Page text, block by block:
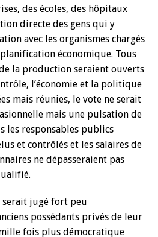
des écoles, des hôpitaux
directe des gens qui y
avec les organismes chargés
économique. Tous
la production seraient ouverts
l’économie et la politique
mais réunies, le vote ne serait
mais une pulsation de
les responsables publics
et contrôlés et les salaires de
ne dépasseraient pas
serait jugé fort peu
possédants privés de leur
fois plus démocratique